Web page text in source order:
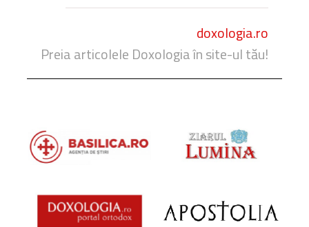
doxologia.ro
Preia articolele Doxologia în site-ul tău!